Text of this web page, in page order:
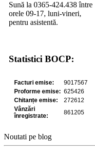
Sună la 0365-424.438 între
orele 09-17, luni-vineri,
pentru asistentă.
Statistici BOCP:
Noutati pe blog